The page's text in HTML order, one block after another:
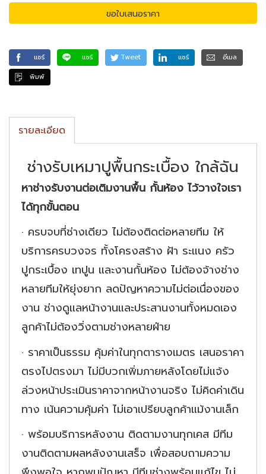
ขอใบเสนอราคา
แชร์ แชร์ Tweet แชร์
อีเมล
พิมพ์
รายละเอียด
ช่างรับเหมาปูพื้นกระเบื้อง ใกล้ฉัน
หาช่างรับงานต่อเติมงานพื้น กั้นห้อง ไว้วางใจเรา
ได้ทุกขั้นตอน
· ครบจบที่ช่างเดียว ไม่ต้องติดต่อหลายทีม ให้
บริการครบวงจร ทั้งโครงสร้าง ฝ้า ระแนง ครัว
ปูกระเบื้อง เทปูน และงานกั้นห้อง ไม่ต้องจ้างช่าง
หลายทีมให้ยุ่งยาก ลดปัญหาความไม่ต่อเนื่องของ
งาน ช่างดูแลหน้างานและประสานงานทั้งหมดเอง
ลูกค้าไม่ต้องวิ่งตามช่างหลายฝ่าย
· ราคาเป็นธรรม คุ้มค่าในทุกตารางเมตร เสนอราคา
ตรงไปตรงมา ไม่มีบวกเพิ่มภายหลังโดยไม่แจ้ง
ล่วงหน้าประเมินราคาจากหน้างานจริง ไม่คิดค่าเดิน
ทาง เน้นความคุ้มค่า ไม่เอาเปรียบลูกค้าแม้งานเล็ก
· พร้อมบริการหลังงาน ติดตามงานทุกเคส มีทีม
งานติดตามผลหลังงานเสร็จ เพื่อสอบถามความ